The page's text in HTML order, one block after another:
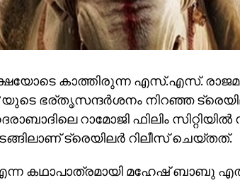
കാത്തിരുന്ന എസ്.എസ്.
ഭര്തൃസന്ദര്‍ശനം നിറഞ്ഞ
റാമോജി ഫിലിം സിറ്റിയില്‍
ട്രെയിലര്‍ റിലീസ് ചെയ്തത്.
കഥാപാത്രമായി മഹേഷ് ബാബു